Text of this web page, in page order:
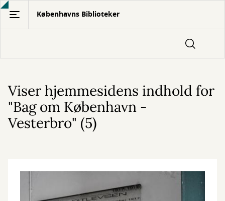
Gå
hovedindhold
Københavns Biblioteker
Viser hjemmesidens indhold for
"Bag om København -
Vesterbro" (5)